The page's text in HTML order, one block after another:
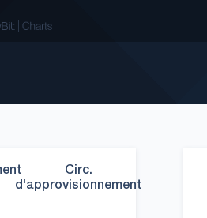
Circ.
d'approvisionnement